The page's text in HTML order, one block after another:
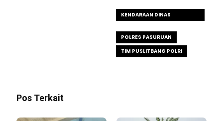
KENDARAAN DINAS
POLRES PASURUAN
TIM PUSLITBANG POLRI
Pos Terkait